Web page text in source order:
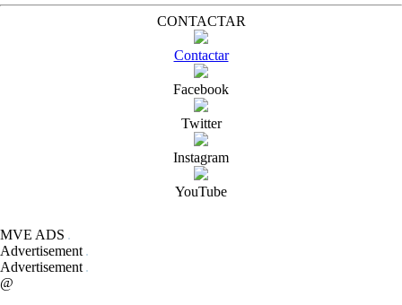
CONTACTAR
Contactar
Facebook
Twitter
Instagram
YouTube
MVE ADS
Advertisement
Advertisement
@